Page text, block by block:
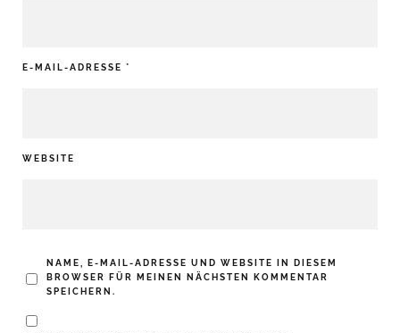
E-MAIL-ADRESSE *
WEBSITE
NAME, E-MAIL-ADRESSE UND WEBSITE IN DIESEM
BROWSER FÜR MEINEN NÄCHSTEN KOMMENTAR
SPEICHERN.